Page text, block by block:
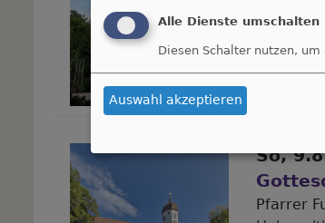
So,
Pfarrer
Alle Dienste umschalten
Diesen Schalter nutzen,
Auswahl akzeptieren